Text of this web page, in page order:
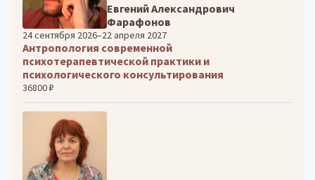
Евгений Александрович
Фарафонов
24 сентября 2026–22 апреля 2027
Антропология современной
психотерапевтической практики и
психологического консультирования
36800 ₽